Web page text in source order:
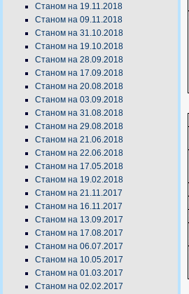
Станом на 19.11.2018
Станом на 09.11.2018
Станом на 31.10.2018
Станом на 19.10.2018
Станом на 28.09.2018
Станом на 17.09.2018
Станом на 20.08.2018
Станом на 03.09.2018
Станом на 31.08.2018
Станом на 29.08.2018
Станом на 21.06.2018
Станом на 22.06.2018
Станом на 17.05.2018
Станом на 19.02.2018
Станом на 21.11.2017
Станом на 16.11.2017
Станом на 13.09.2017
Станом на 17.08.2017
Станом на 06.07.2017
Станом на 10.05.2017
Станом на 01.03.2017
Станом на 02.02.2017